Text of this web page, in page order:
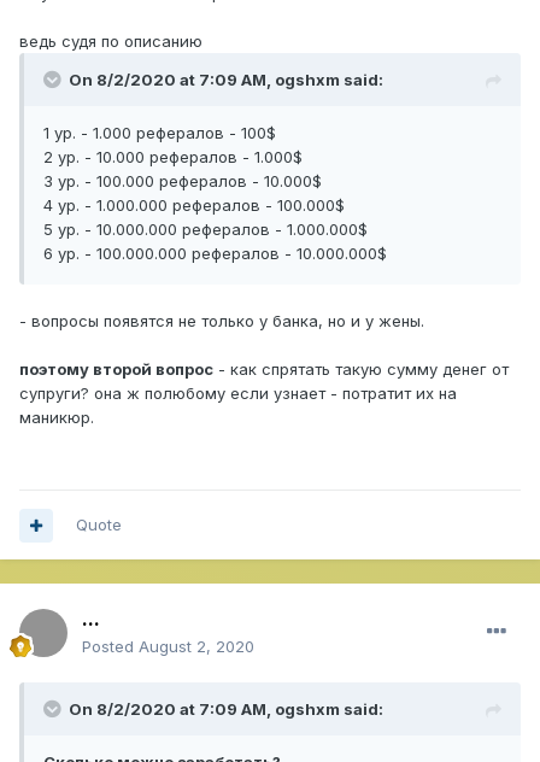
ведь судя по описанию
On 8/2/2020 at 7:09 AM, ogshxm said:
1 ур. - 1.000 рефералов - 100$
2 ур. - 10.000 рефералов - 1.000$
3 ур. - 100.000 рефералов - 10.000$
4 ур. - 1.000.000 рефералов - 100.000$
5 ур. - 10.000.000 рефералов - 1.000.000$
6 ур. - 100.000.000 рефералов - 10.000.000$
- вопросы появятся не только у банка, но и у жены.
поэтому второй вопрос - как спрятать такую сумму денег от
супруги? она ж полюбому если узнает - потратит их на
маникюр.
Quote
...
Posted August 2, 2020
On 8/2/2020 at 7:09 AM, ogshxm said: